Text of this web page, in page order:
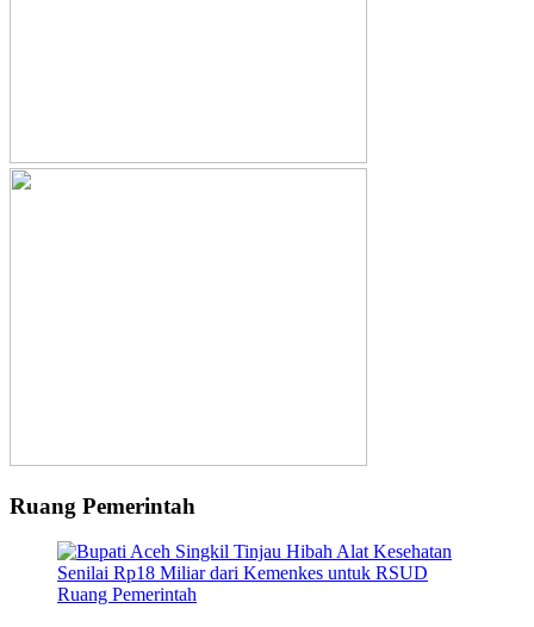
Ruang Pemerintah
Ruang Pemerintah